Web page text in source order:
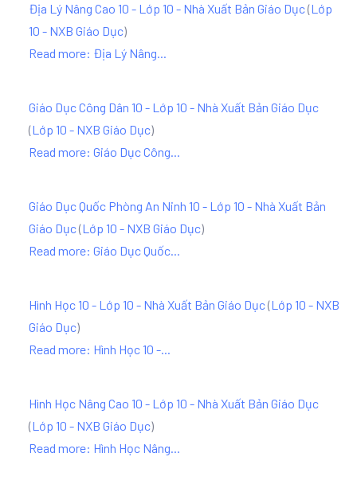
Địa Lý Nâng Cao 10 - Lớp 10 - Nhà Xuất Bản Giáo Dục(Lớp
10 - NXB Giáo Dục)
Read more: Địa Lý Nâng...
Giáo Dục Công Dân 10 - Lớp 10 - Nhà Xuất Bản Giáo Dục
(Lớp 10 - NXB Giáo Dục)
Read more: Giáo Dục Công...
Giáo Dục Quốc Phòng An Ninh 10 - Lớp 10 - Nhà Xuất Bản
Giáo Dục(Lớp 10 - NXB Giáo Dục)
Read more: Giáo Dục Quốc...
Hình Học 10 - Lớp 10 - Nhà Xuất Bản Giáo Dục(Lớp 10 - NXB
Giáo Dục)
Read more: Hình Học 10 -...
Hình Học Nâng Cao 10 - Lớp 10 - Nhà Xuất Bản Giáo Dục
(Lớp 10 - NXB Giáo Dục)
Read more: Hình Học Nâng...